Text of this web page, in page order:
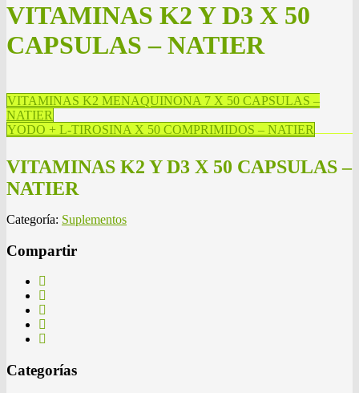
VITAMINAS K2 Y D3 X 50
CAPSULAS – NATIER
VITAMINAS K2 MENAQUINONA 7 X 50 CAPSULAS –
NATIER
YODO + L-TIROSINA X 50 COMPRIMIDOS – NATIER
VITAMINAS K2 Y D3 X 50 CAPSULAS –
NATIER
Categoría: Suplementos
Compartir
Categorías